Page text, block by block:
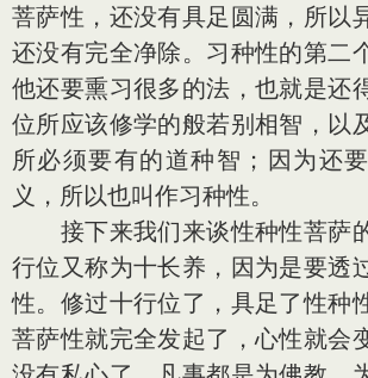
菩萨性，还没有具足圆满，所以
还没有完全净除。习种性的第二
他还要熏习很多的法，也就是还
位所应该修学的般若别相智，以
所必须要有的道种智；因为还
义，所以也叫作习种性。
接下来我们来谈性种性菩萨
行位又称为十长养，因为是要透
性。修过十行位了，具足了性种
菩萨性就完全发起了，心性就会